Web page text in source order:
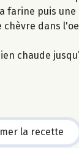
farine puis
chèvre dans
chaude
la recette